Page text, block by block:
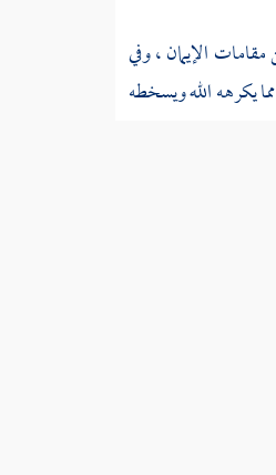
الإيمان ، وفي
يكرهه الله ويسخطه
فكيف تتفق المحبة